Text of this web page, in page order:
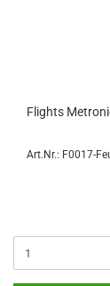
Flights
Art.Nr.: F0017-